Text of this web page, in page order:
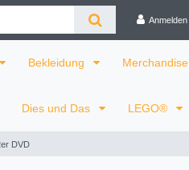
Anmelden
Bekleidung Merchandise
Dies und Das LEGO®
DVD